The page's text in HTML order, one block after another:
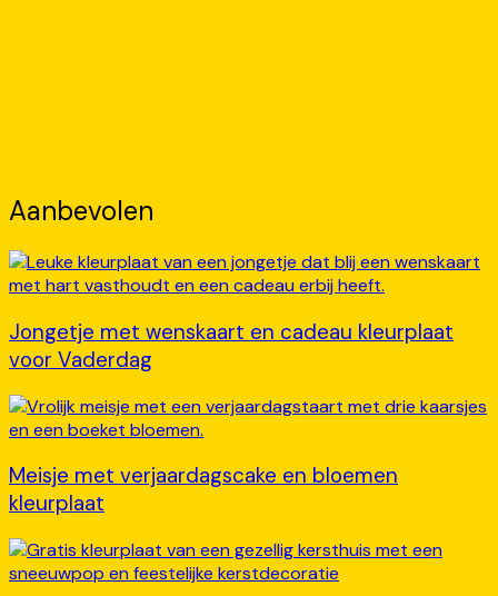
Aanbevolen
Jongetje met wenskaart en cadeau kleurplaat
voor Vaderdag
Meisje met verjaardagscake en bloemen
kleurplaat